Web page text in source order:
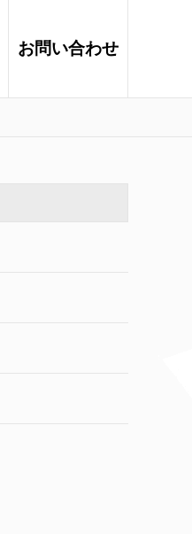
お問い合わせ